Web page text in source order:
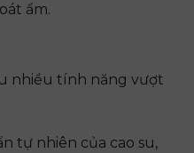
ẩm.
nhiều tính năng vượt
tự nhiên của cao su,